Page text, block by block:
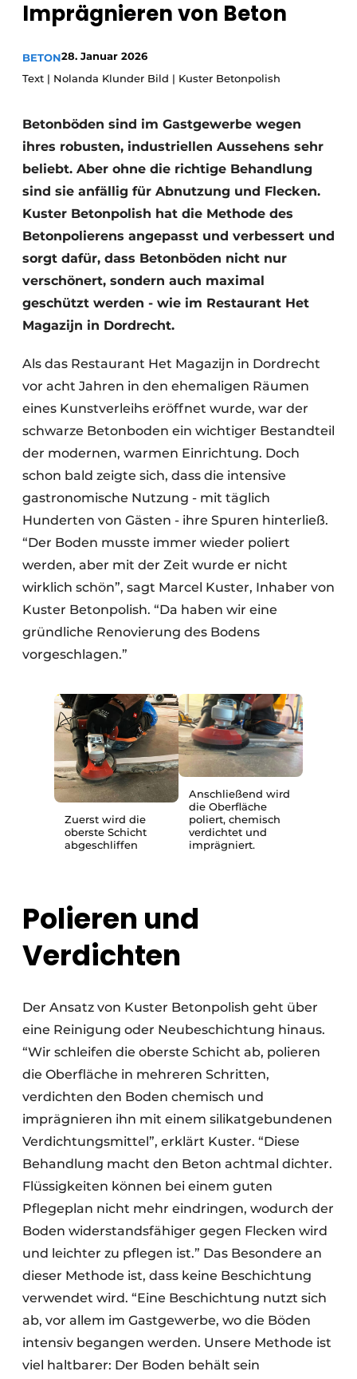
Datenschutz / Cookie-Erklärung
Ein Stellenangebot registrieren
Videos
Imprägnieren von Beton
BETON28. Januar 2026
Text | Nolanda Klunder Bild | Kuster Betonpolish
Betonböden sind im Gastgewerbe wegen
ihres robusten, industriellen Aussehens sehr
beliebt. Aber ohne die richtige Behandlung
sind sie anfällig für Abnutzung und Flecken.
Kuster Betonpolish hat die Methode des
Betonpolierens angepasst und verbessert und
sorgt dafür, dass Betonböden nicht nur
verschönert, sondern auch maximal
geschützt werden - wie im Restaurant Het
Magazijn in Dordrecht.
Als das Restaurant Het Magazijn in Dordrecht
vor acht Jahren in den ehemaligen Räumen
eines Kunstverleihs eröffnet wurde, war der
schwarze Betonboden ein wichtiger Bestandteil
der modernen, warmen Einrichtung. Doch
schon bald zeigte sich, dass die intensive
gastronomische Nutzung - mit täglich
Hunderten von Gästen - ihre Spuren hinterließ.
“Der Boden musste immer wieder poliert
werden, aber mit der Zeit wurde er nicht
wirklich schön”, sagt Marcel Kuster, Inhaber von
Kuster Betonpolish. “Da haben wir eine
gründliche Renovierung des Bodens
vorgeschlagen.”
Zuerst wird die
oberste Schicht
abgeschliffen
Anschließend wird
die Oberfläche
poliert, chemisch
verdichtet und
imprägniert.
Polieren und
Verdichten
Der Ansatz von Kuster Betonpolish geht über
eine Reinigung oder Neubeschichtung hinaus.
“Wir schleifen die oberste Schicht ab, polieren
die Oberfläche in mehreren Schritten,
verdichten den Boden chemisch und
imprägnieren ihn mit einem silikatgebundenen
Verdichtungsmittel”, erklärt Kuster. “Diese
Behandlung macht den Beton achtmal dichter.
Flüssigkeiten können bei einem guten
Pflegeplan nicht mehr eindringen, wodurch der
Boden widerstandsfähiger gegen Flecken wird
und leichter zu pflegen ist.” Das Besondere an
dieser Methode ist, dass keine Beschichtung
verwendet wird. “Eine Beschichtung nutzt sich
ab, vor allem im Gastgewerbe, wo die Böden
intensiv begangen werden. Unsere Methode ist
viel haltbarer: Der Boden behält sein